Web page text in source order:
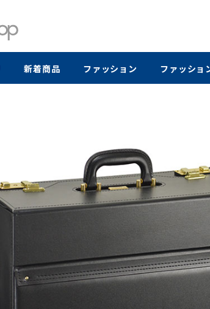
新着商品 ファッション ファッショ